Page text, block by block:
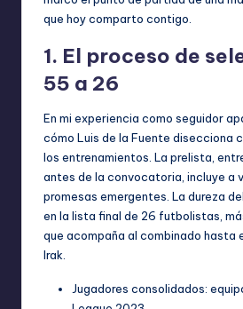
que hoy comparto contigo.
1. El proceso de
55 a 26
En mi experiencia como seguidor
cómo Luis de la Fuente disecciona
los entrenamientos. La prelista,
antes de la convocatoria, incluye a
promesas emergentes. La dureza
en la lista final de 26 futbolistas,
que acompaña al combinado hasta
Irak.
Jugadores consolidados: